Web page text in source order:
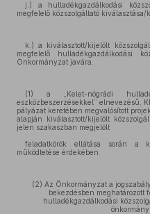
j.) a hulladékgazdálkodási
megfelelő közszolgáltató kiválasztása/
k.) a kiválasztott/kijelölt
megfelelő hulladékgazdálkodási
Önkormányzat javára.
(1) a „Kelet-nógrádi
eszközbeszerzésekkel” elnevezésű,
pályázat keretében megvalósított
alapján kiválasztott/kijelölt
jelen szakaszban megjelölt
feladatkörök ellátása során a
működtetése érdekében.
(2) Az Önkormányzat a
bekezdésben meghatározott
hulladékgazdálkodási